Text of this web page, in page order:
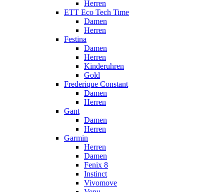
Herren
ETT Eco Tech Time
Damen
Herren
Festina
Damen
Herren
Kinderuhren
Gold
Frederique Constant
Damen
Herren
Gant
Damen
Herren
Garmin
Herren
Damen
Fenix 8
Instinct
Vivomove